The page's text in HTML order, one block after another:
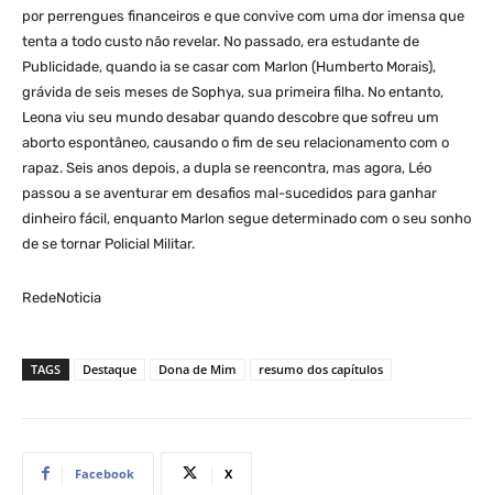
por perrengues financeiros e que convive com uma dor imensa que
tenta a todo custo não revelar. No passado, era estudante de
Publicidade, quando ia se casar com Marlon (Humberto Morais),
grávida de seis meses de Sophya, sua primeira filha. No entanto,
Leona viu seu mundo desabar quando descobre que sofreu um
aborto espontâneo, causando o fim de seu relacionamento com o
rapaz. Seis anos depois, a dupla se reencontra, mas agora, Léo
passou a se aventurar em desafios mal-sucedidos para ganhar
dinheiro fácil, enquanto Marlon segue determinado com o seu sonho
de se tornar Policial Militar.
RedeNoticia
TAGS Destaque Dona de Mim resumo dos capítulos
Facebook X